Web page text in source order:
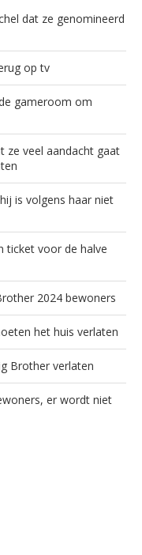
dat ze genomineerd
op tv
gameroom om
ze veel aandacht gaat
is volgens haar niet
ticket voor de halve
2024 bewoners
het huis verlaten
Brother verlaten
er wordt niet